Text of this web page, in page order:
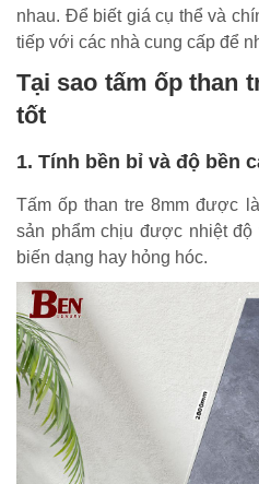
nhau. Để biết giá cụ thể và
tiếp với các nhà cung cấp để
Tại sao tấm ốp than
tốt
1. Tính bền bỉ và độ bền
Tấm ốp than tre 8mm được
sản phẩm chịu được nhiệt
biến dạng hay hỏng hóc.